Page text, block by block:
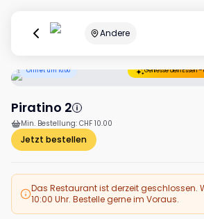
Andere
Öffnet um 10:00 Geniesse dein Essen
Piratino 2
Min. Bestellung: CHF 10.00
Jetzt bestellen
Das Restaurant ist derzeit geschlossen.
10:00 Uhr. Bestelle gerne im Voraus.